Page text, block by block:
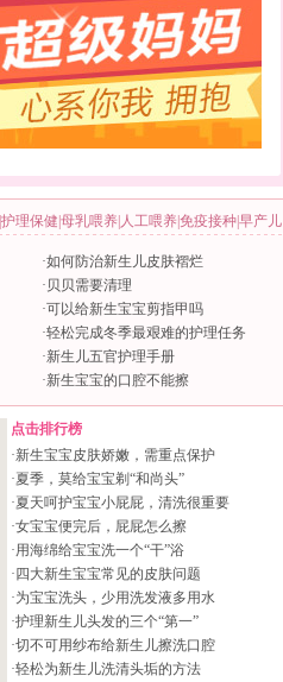
护理保健 母乳喂养 人工喂养免疫接种早产儿
·如何防治新生儿皮肤褶烂
· 贝贝需要清理
·可以给新生宝宝剪指甲吗
·轻松完成冬季最艰难的护理任务
·新生儿五官护理手册
·新生宝宝的口腔不能擦
点击排行榜
·新生宝宝皮肤娇嫩，需重点保护
·夏季，莫给宝宝剃“和尚头”
·夏天呵护宝宝小屁屁，清洗很重要
·女宝宝便完后，屁屁怎么擦
·用海绵给宝宝洗一个“干”浴
· 四大新生宝宝常见的皮肤问题
·为宝宝洗头，少用洗发液多用水
·护理新生儿头发的三个“第一”
·切不可用纱布给新生儿擦洗口腔
·轻松为新生儿洗清头垢的方法